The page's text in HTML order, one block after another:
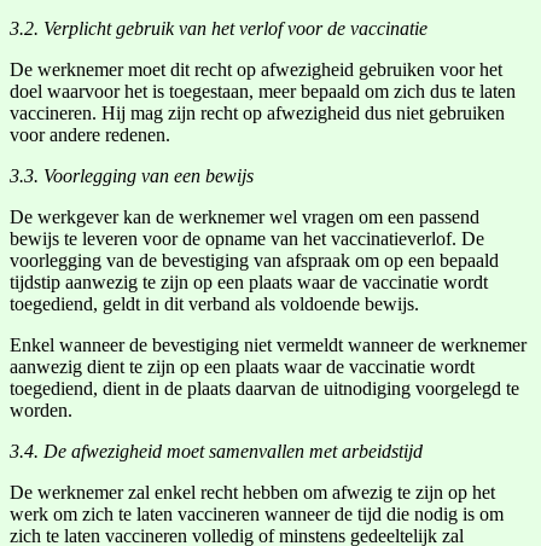
3.2. Verplicht gebruik van het verlof voor de vaccinatie
De werknemer moet dit recht op afwezigheid gebruiken voor het
doel waarvoor het is toegestaan, meer bepaald om zich dus te laten
vaccineren. Hij mag zijn recht op afwezigheid dus niet gebruiken
voor andere redenen.
3.3. Voorlegging van een bewijs
De werkgever kan de werknemer wel vragen om een passend
bewijs te leveren voor de opname van het vaccinatieverlof. De
voorlegging van de bevestiging van afspraak om op een bepaald
tijdstip aanwezig te zijn op een plaats waar de vaccinatie wordt
toegediend, geldt in dit verband als voldoende bewijs.
Enkel wanneer de bevestiging niet vermeldt wanneer de werknemer
aanwezig dient te zijn op een plaats waar de vaccinatie wordt
toegediend, dient in de plaats daarvan de uitnodiging voorgelegd te
worden.
3.4. De afwezigheid moet samenvallen met arbeidstijd
De werknemer zal enkel recht hebben om afwezig te zijn op het
werk om zich te laten vaccineren wanneer de tijd die nodig is om
zich te laten vaccineren volledig of minstens gedeeltelijk zal